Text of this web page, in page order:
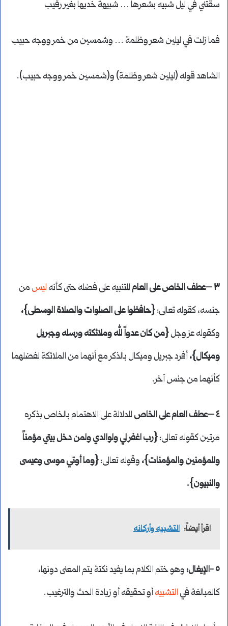
سقتني في ليل شبيه بشعرها … شبيهةَ خديها بغير رقيب
فما زلت في ليلين شعر وظلمة … وشمسين من خمر ووجه حبيب
الشاهد قوله (ليلين شعر وظلمة) و(شمسين خمر ووجه حبيب).
٣ –عطف الخاص على العام للتنبيه على فضله حتى كأنه ليس من
جنسه، كقوله تعالى:{حافظوا على الصلوات والصلاة الوسطى}،
وكقوله عز وجل{من كان عدواً لله وملائكته ورسله وجبريل
وميكال}،أفرد جبريل وميكال بالذكر مع أنهما من الملائكة لفضلهما
كأنهما من جنس آخر.
٤ –عطف العام على الخاص
للدلالة على الاهتمام بالخاص بذكره
مرتين كقوله تعالى:{رب اغفر لي ولوالدي ولمن دخل بيتي مؤمناً
وللمؤمنين والمؤمنات}، وقوله تعالى:{وما أوتي موسى وعيسى
والنبيون}.
اقرأ أيضاً: التشبيه وأركانه
٥ -الإيغال:
وهو ختم الكلام بما يفيد نكتة يتم المعنى دونها،
كالمبالغة في التشبيهأو تحقيقه أو زيادة الحث والترغيب.